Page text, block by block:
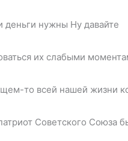
деньги нужны Ну давайте
их слабыми
то всей нашей жизни
Советского Союза